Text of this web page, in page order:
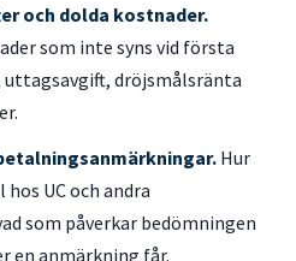
och dolda kostnader.
som inte syns vid första
uttagsavgift, dröjsmålsränta
Hur
UC och andra
som påverkar bedömningen
en anmärkning får.